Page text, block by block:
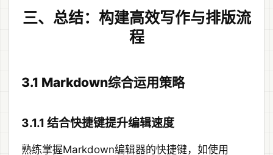
三、总结：构建高效写作与排版流
程
3.1 Markdown综合运用策略
3.1.1 结合快捷键提升编辑速度
熟练掌握Markdown编辑器的快捷键，如使用